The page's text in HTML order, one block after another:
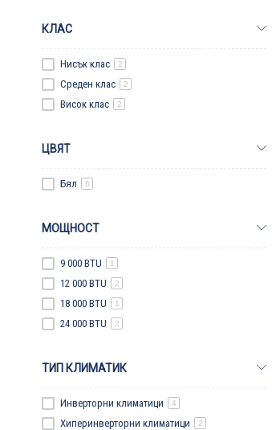
КЛАС
Нисък клас 2
Среден клас 2
Висок клас 2
ЦВЯТ
Бял 6
МОЩНОСТ
9 000 BTU 1
12 000 BTU 2
18 000 BTU 1
24 000 BTU 2
ТИП КЛИМАТИК
Инверторни климатици 4
Хиперинверторни климатици 2